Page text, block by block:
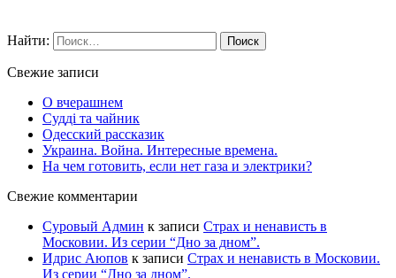
Найти:
Свежие записи
О вчерашнем
Судді та чайник
Одесский рассказик
Украина. Война. Интересные времена.
На чем готовить, если нет газа и электрики?
Свежие комментарии
Суровый Админ к записи Страх и ненависть в
Московии. Из серии “Дно за дном”.
Идрис Аюпов к записи Страх и ненависть в Московии.
Из серии “Дно за дном”.